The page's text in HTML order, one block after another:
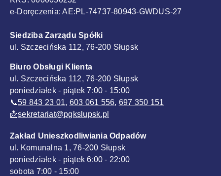
e-Doręczenia: AE:PL-74737-80943-GWDUS-27
Siedziba Zarządu Spółki
ul. Szczecińska 112, 76-200 Słupsk
Biuro Obsługi Klienta
ul. Szczecińska 112, 76-200 Słupsk
poniedziałek - piątek 7:00 - 15:00
📞59 843 23 01, 603 061 556, 697 350 151
📩sekretariat@pgkslupsk.pl
Zakład Unieszkodliwiania Odpadów
ul. Komunalna 1, 76-200 Słupsk
poniedziałek - piątek 6:00 - 22:00
sobota 7:00 - 15:00